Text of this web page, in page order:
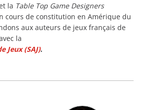
la Table Top Game Designers
cours de constitution en Amérique du
aux auteurs de jeux français de
la
Jeux (SAJ).